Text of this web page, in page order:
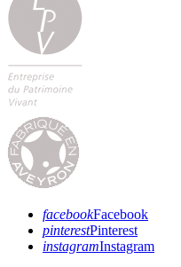
facebookFacebook
pinterestPinterest
instagramInstagram